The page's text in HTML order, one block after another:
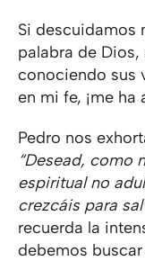
Si descuidamos
palabra de
conociendo sus
en mi fe, ¡me ha
Pedro nos
“Desead, como
espiritual no
crezcáis para
recuerda la
debemos